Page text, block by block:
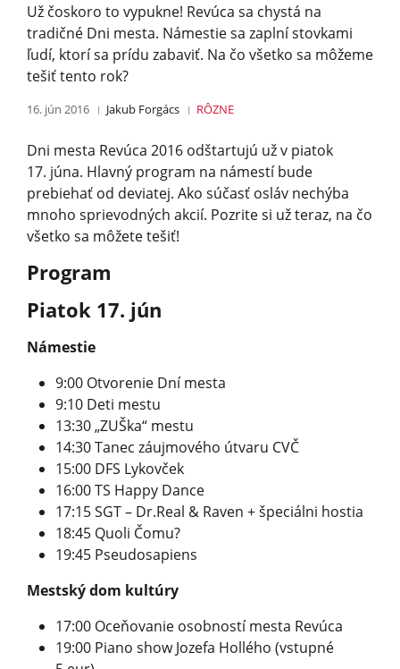
Už čoskoro to vypukne! Revúca sa chystá na
tradičné Dni mesta. Námestie sa zaplní stovkami
ľudí, ktorí sa prídu zabaviť. Na čo všetko sa môžeme
tešiť tento rok?
16. jún 2016 Jakub Forgács RÔZNE
Dni mesta Revúca 2016 odštartujú už v piatok
17. júna. Hlavný program na námestí bude
prebiehať od deviatej. Ako súčasť osláv nechýba
mnoho sprievodných akcií. Pozrite si už teraz, na čo
všetko sa môžete tešiť!
Program
Piatok 17. jún
Námestie
9:00 Otvorenie Dní mesta
9:10 Deti mestu
13:30 „ZUŠka“ mestu
14:30 Tanec záujmového útvaru CVČ
15:00 DFS Lykovček
16:00 TS Happy Dance
17:15 SGT – Dr.Real & Raven + špeciálni hostia
18:45 Quoli Čomu?
19:45 Pseudosapiens
Mestský dom kultúry
17:00 Oceňovanie osobností mesta Revúca
19:00 Piano show Jozefa Hollého (vstupné